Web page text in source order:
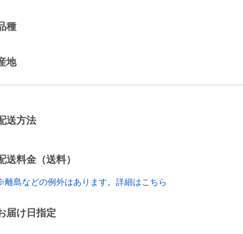
種
地
送方法
送料金（送料）
離島などの例外はあります。詳細はこちら
届け日指定